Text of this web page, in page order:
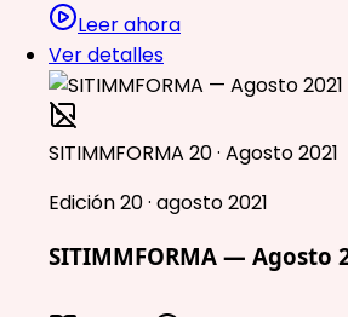
Leer ahora
Ver detalles
SITIMMFORMA 20 · Agosto 2021
Edición 20 · agosto 2021
SITIMMFORMA — Agosto